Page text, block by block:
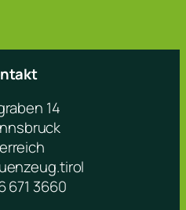
14
671 3660